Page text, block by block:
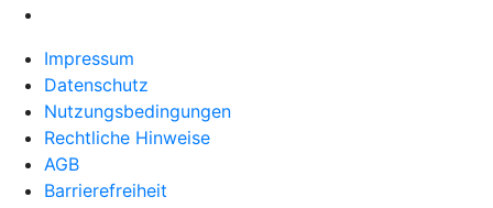
Impressum
Datenschutz
Nutzungsbedingungen
Rechtliche Hinweise
AGB
Barrierefreiheit